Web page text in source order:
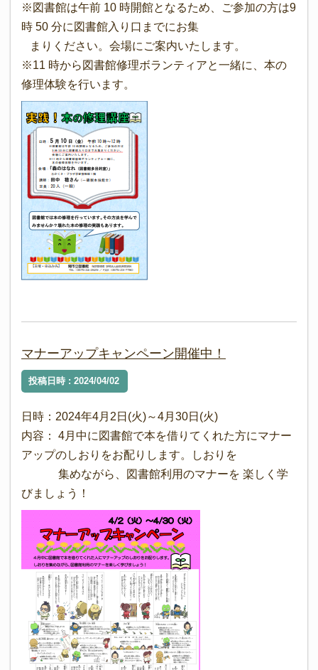
※図書館は午前 10 時開館となるため、ご参加の方は9
時 50 分に図書館入り口までにお集
まりください。会場にご案内いたします。
※11 時から図書館修理ボランティアと一緒に、本の
修理体験を行います。
マナーアップキャンペーン開催中！
投稿日時 : 2024/04/02
日時：2024年4月2日(火)～4月30日(火)
内容： 4月中に図書館で本を借りてくれた方にマナー
アップのしおりをお配りします。しおりを
集めながら、図書館利用のマナーを 楽しく学
びましょう！